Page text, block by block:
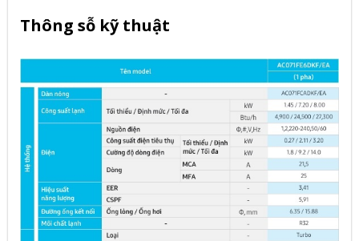
Thông sỗ kỹ thuật